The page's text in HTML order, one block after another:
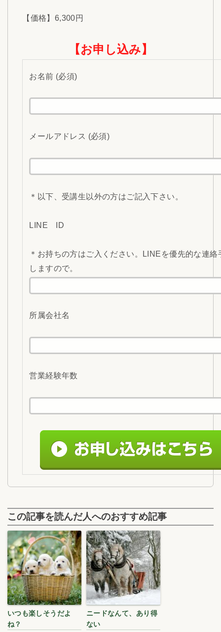
【価格】6,300円
【お申し込み】
お名前 (必須)
メールアドレス (必須)
＊以下、受講生以外の方はご記入下さい。
LINE ID
＊お持ちの方はご入ください。LINEを優先的な連絡
しますので。
所属会社名
営業経験年数
この記事を読んだ人へのおすすめ記事
いつも楽しそうだよ
ね？
ニードなんて、あり得
ない